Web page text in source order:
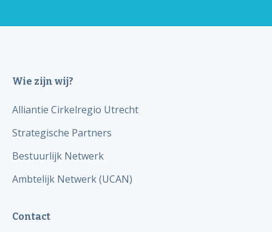
Wie zijn wij?
Alliantie Cirkelregio Utrecht
Strategische Partners
Bestuurlijk Netwerk
Ambtelijk Netwerk (UCAN)
Contact